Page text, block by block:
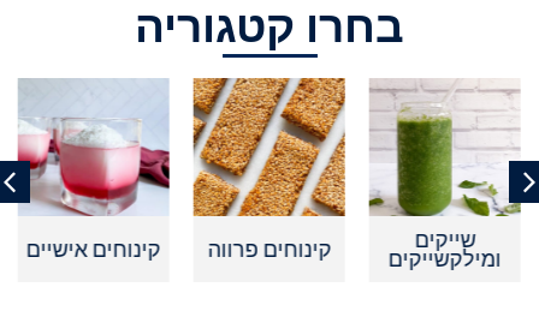
בחרו קטגוריה
שייקים
ומילקשייקים קינוחים פרווה קינוחים אישיים